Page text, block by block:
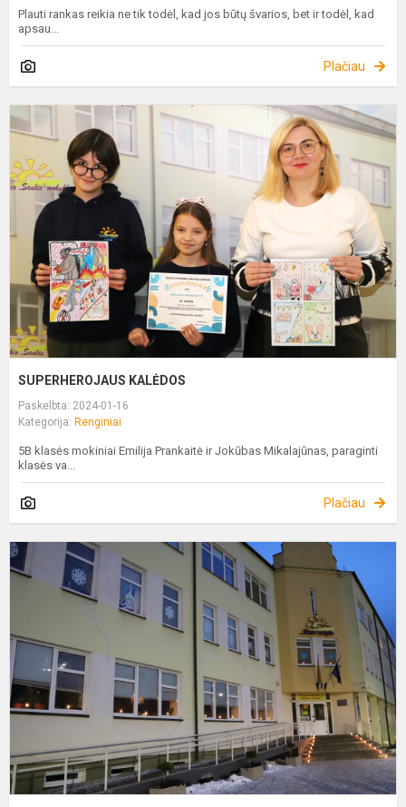
Plauti rankas reikia ne tik todėl, kad jos būtų švarios, bet ir todėl, kad
apsau...
Plačiau
SUPERHEROJAUS KALĖDOS
Paskelbta: 2024-01-16
Kategorija: Renginiai
5B klasės mokiniai Emilija Prankaitė ir Jokūbas Mikalajūnas, paraginti
klasės va...
Plačiau